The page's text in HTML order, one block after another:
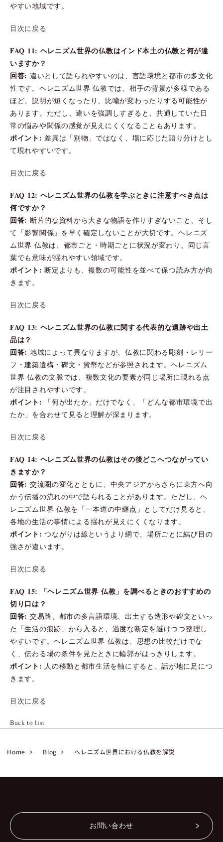
やすい地域です。
目次に戻る
FAQ 11: ヘレニズム世界の仏教はインド本土の仏教と何が違
いますか？
回答: 違いとして語られやすいのは、言語環境と都市の多文化
性です。ヘレニズム世界 仏教では、相手の背景が多様である
ほど、説明が短くなったり、比喩が変わったりする可能性が
あります。ただし、違いを強調しすぎると、共通していた日
常の悩みや関係の感覚が見えにくくなることもあります。
ポイント: 差異は「別物」ではなく、場に応じた語り分けとし
て現れやすいです。
目次に戻る
FAQ 12: ヘレニズム世界の仏教を学ぶときに注意すべき点は
何ですか？
回答: 断片的な資料から大きな物語を作りすぎないこと、そし
て「影響関係」を早く確定しないことが大切です。ヘレニズ
ム世界 仏教は、都市ごと・時期ごとに状況が変わり、同じ言
葉でも意味が揺れやすい領域です。
ポイント: 断定よりも、複数の可能性を並べて保つ読み方が向
きます。
目次に戻る
FAQ 13: ヘレニズム世界の仏教に関する代表的な遺跡や出土
品は？
回答: 地域によって異なりますが、仏教に関わる彫刻・レリー
フ・建築遺構・碑文・貨幣などが参照されます。ヘレニズム
世界 仏教の文脈では、複数文化の要素が同じ場所に現れる点
が注目されやすいです。
ポイント: 「何が出たか」だけでなく、「どんな都市環境で出
たか」を合わせて見ると理解が深まります。
目次に戻る
FAQ 14: ヘレニズム世界の仏教はその後どこへつながってい
きますか？
回答: 交流圏の変化とともに、中央アジアからさらに東方へ向
かう伝播の流れの中で語られることがあります。ただし、ヘ
レニズム世界 仏教を「一本道の中継点」としてだけ見ると、
各地の生活の事情による揺れが見えにくくなります。
ポイント: つながりは線というより網で、場所ごとに結び目の
強さが違います。
目次に戻る
FAQ 15: 「ヘレニズム世界 仏教」を調べるときのおすすめの
切り口は？
回答: 交易路、都市の多言語環境、出土する造形や碑文といっ
た「生活の痕跡」から入ると、過度な断定を避けつつ整理し
やすいです。ヘレニズム世界 仏教は、思想の比較だけでな
く、伝わる場の条件を見たときに輪郭がはっきりします。
ポイント: 人の移動と都市生活を軸にすると、話が地に足につ
きます。
目次に戻る
Back to list
Home Blog ヘレニズム世界における仏教を解説
お問い合わせ